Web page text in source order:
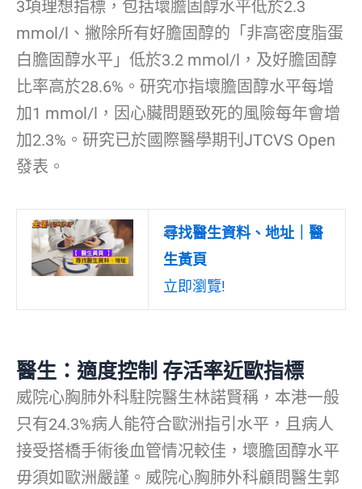
3項理想指標，包括壞膽固醇水平低於2.3
mmol/l、撇除所有好膽固醇的「非高密度脂蛋
白膽固醇水平」低於3.2 mmol/l，及好膽固醇
比率高於28.6%。研究亦指壞膽固醇水平每增
加1 mmol/l，因心臟問題致死的風險每年會增
加2.3%。研究已於國際醫學期刊JTCVS Open
發表。
尋找醫生資料、地址｜醫
生黃頁
立即瀏覽!
醫生：適度控制 存活率近歐指標
威院心胸肺外科駐院醫生林諾賢稱，本港一般
只有24.3%病人能符合歐洲指引水平，且病人
接受搭橋手術後血管情况較佳，壞膽固醇水平
毋須如歐洲嚴謹。威院心胸肺外科顧問醫生郭